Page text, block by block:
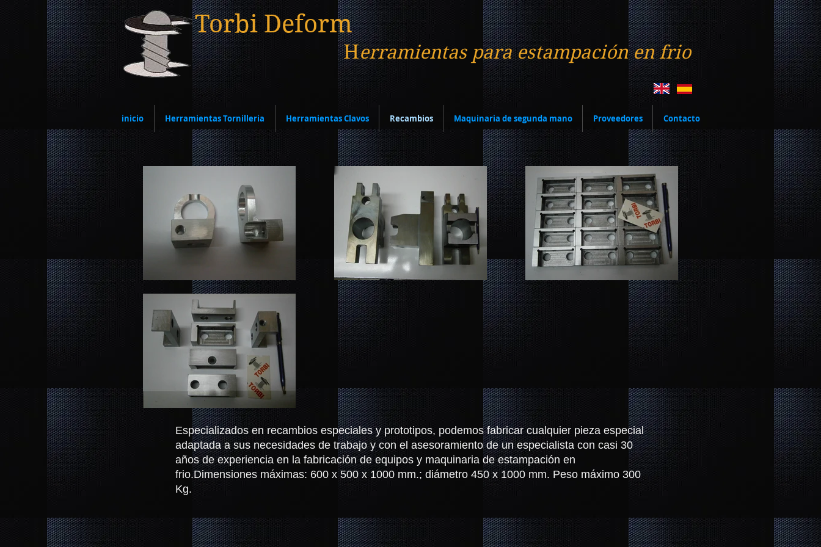
Torbi Deform
Herramientas para estampación en frio
inicio Herramientas Tornilleria Herramientas Clavos Recambios Maquinaria de segunda mano Proveedores Contacto
Especializados en recambios especiales y prototipos, podemos fabricar cualquier pieza especial
adaptada a sus necesidades de trabajo y con el asesoramiento de un especialista con casi 30
años de experiencia en la fabricación de equipos y maquinaria de estampación en
frio.Dimensiones máximas: 600 x 500 x 1000 mm.; diámetro 450 x 1000 mm. Peso máximo 300
Kg.